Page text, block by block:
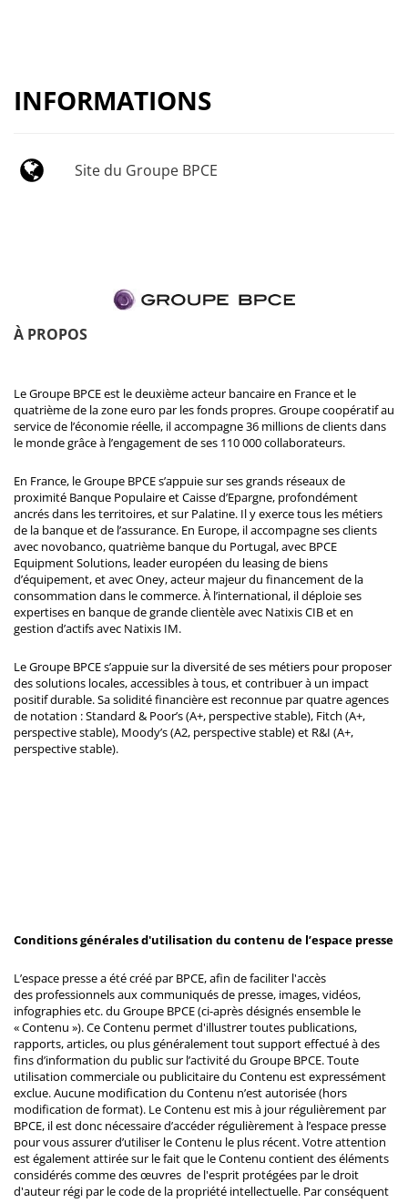
INFORMATIONS
Site du Groupe BPCE
À PROPOS
Le Groupe BPCE est le deuxième acteur bancaire en France et le
quatrième de la zone euro par les fonds propres. Groupe coopératif au
service de l’économie réelle, il accompagne 36 millions de clients dans
le monde grâce à l’engagement de ses 110 000 collaborateurs.
En France, le Groupe BPCE s’appuie sur ses grands réseaux de
proximité Banque Populaire et Caisse d’Epargne, profondément
ancrés dans les territoires, et sur Palatine. Il y exerce tous les métiers
de la banque et de l’assurance. En Europe, il accompagne ses clients
avec novobanco, quatrième banque du Portugal, avec BPCE
Equipment Solutions, leader européen du leasing de biens
d’équipement, et avec Oney, acteur majeur du financement de la
consommation dans le commerce. À l’international, il déploie ses
expertises en banque de grande clientèle avec Natixis CIB et en
gestion d’actifs avec Natixis IM.
Le Groupe BPCE s’appuie sur la diversité de ses métiers pour proposer
des solutions locales, accessibles à tous, et contribuer à un impact
positif durable. Sa solidité financière est reconnue par quatre agences
de notation : Standard & Poor’s (A+, perspective stable), Fitch (A+,
perspective stable), Moody’s (A2, perspective stable) et R&I (A+,
perspective stable).
Conditions générales d'utilisation du contenu de l’espace presse
L’espace presse a été créé par BPCE, afin de faciliter l'accès
des professionnels aux communiqués de presse, images, vidéos,
infographies etc. du Groupe BPCE (ci-après désignés ensemble le
« Contenu »). Ce Contenu permet d'illustrer toutes publications,
rapports, articles, ou plus généralement tout support effectué à des
fins d’information du public sur l’activité du Groupe BPCE. Toute
utilisation commerciale ou publicitaire du Contenu est expressément
exclue. Aucune modification du Contenu n’est autorisée (hors
modification de format). Le Contenu est mis à jour régulièrement par
BPCE, il est donc nécessaire d’accéder régulièrement à l’espace presse
pour vous assurer d’utiliser le Contenu le plus récent. Votre attention
est également attirée sur le fait que le Contenu contient des éléments
considérés comme des œuvres de l'esprit protégées par le droit
d'auteur régi par le code de la propriété intellectuelle. Par conséquent